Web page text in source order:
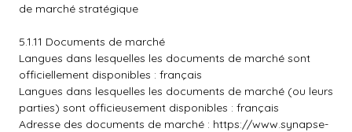
de marché stratégique
5.1.11 Documents de marché
Langues dans lesquelles les documents de marché sont
officiellement disponibles : français
Langues dans lesquelles les documents de marché (ou leurs
parties) sont officieusement disponibles : français
Adresse des documents de marché : https://www.synapse-